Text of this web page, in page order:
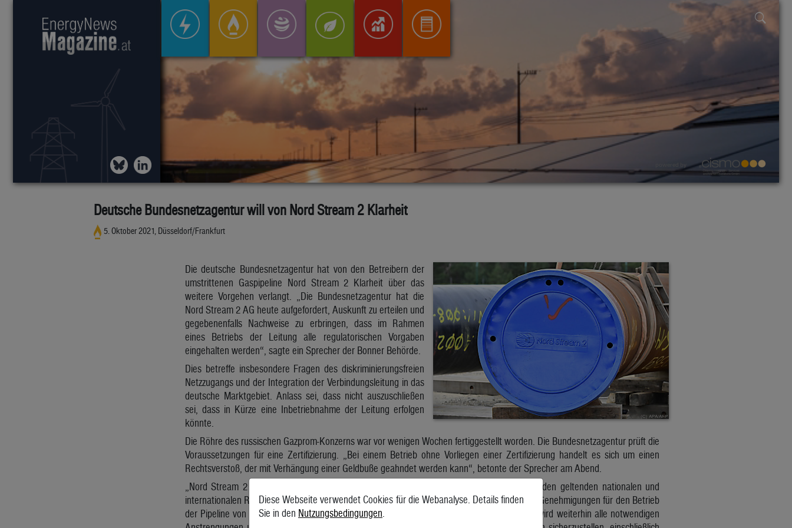
Deutsche Bundesnetzagentur will von Nord Stream 2 Klarheit
5. Oktober 2021, Düsseldorf/Frankfurt
Die deutsche Bundesnetzagentur hat von den Betreibern der
umstrittenen Gaspipeline Nord Stream 2 Klarheit über das
weitere Vorgehen verlangt. „Die Bundesnetzagentur hat die
Nord Stream 2 AG heute aufgefordert, Auskunft zu erteilen und
gegebenenfalls Nachweise zu erbringen, dass im Rahmen
eines Betriebs der Leitung alle regulatorischen Vorgaben
eingehalten werden“, sagte ein Sprecher der Bonner Behörde.
Dies betreffe insbesondere Fragen des diskriminierungsfreien
Netzzugangs und der Integration der Verbindungsleitung in das
deutsche Marktgebiet. Anlass sei, dass nicht auszuschließen
sei, dass in Kürze eine Inbetriebnahme der Leitung erfolgen
könnte.
Die Röhre des russischen Gazprom-Konzerns war vor wenigen Wochen fertiggestellt worden. Die Bundesnetzagentur prüft die
Voraussetzungen für eine Zertifizierung. „Bei einem Betrieb ohne Vorliegen einer Zertifizierung handelt es sich um einen
Rechtsverstoß, der mit Verhängung einer Geldbuße geahndet werden kann“, betonte der Sprecher am Abend.
„Nord Stream 2 ist ein vollständig genehmigtes Projekt, errichtet in Übereinstimmung mit den geltenden nationalen und
internationalen Rechtsvorschriften“, erklärte der Betreiber. Er habe zudem die erforderlichen Genehmigungen für den Betrieb
der Pipeline von den Behörden in vier EU-Ländern und Russland erhalten. „Nord Stream 2 wird weiterhin alle notwendigen
Diese Webseite verwendet Cookies für die Webanalyse. Details finden
Sie in den Nutzungsbedingungen.